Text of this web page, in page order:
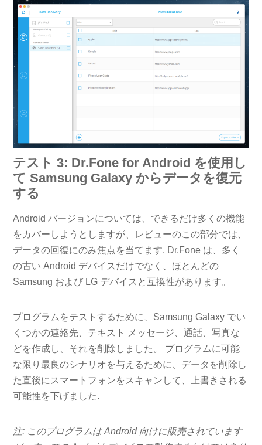
テスト 3: Dr.Fone for Android を使用し
て Samsung Galaxy からデータを復元
する
Android バージョンについては、できるだけ多くの機能
をカバーしようとしますが、レビューのこの部分では、
データの回復にのみ焦点を当てます. Dr.Fone は、多く
の古い Android デバイスだけでなく、ほとんどの
Samsung および LG デバイスと互換性があります。
プログラムをテストするために、Samsung Galaxy でい
くつかの連絡先、テキスト メッセージ、通話、写真な
どを作成し、それを削除しました。 プログラムに可能
な限り最良のシナリオを与えるために、データを削除し
た直後にスマートフォンをスキャンして、上書きされる
可能性を下げました.
注: このプログラムは Android 向けに販売されています